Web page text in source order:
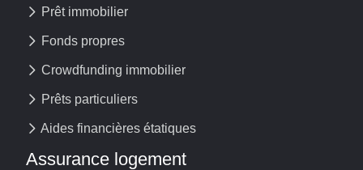
Prêt immobilier
Fonds propres
Crowdfunding immobilier
Prêts particuliers
Aides financières étatiques
Assurance logement